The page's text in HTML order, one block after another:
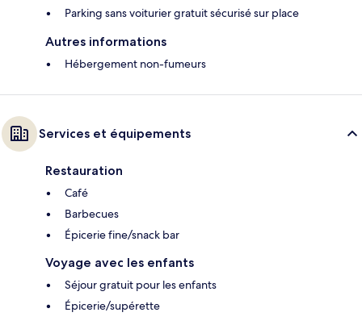
Parking sans voiturier gratuit sécurisé sur place
Autres informations
Hébergement non-fumeurs
Services et équipements
Restauration
Café
Barbecues
Épicerie fine/snack bar
Voyage avec les enfants
Séjour gratuit pour les enfants
Épicerie/supérette